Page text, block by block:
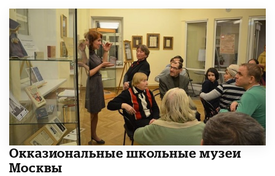
​Окказиональные школьные музеи
Москвы